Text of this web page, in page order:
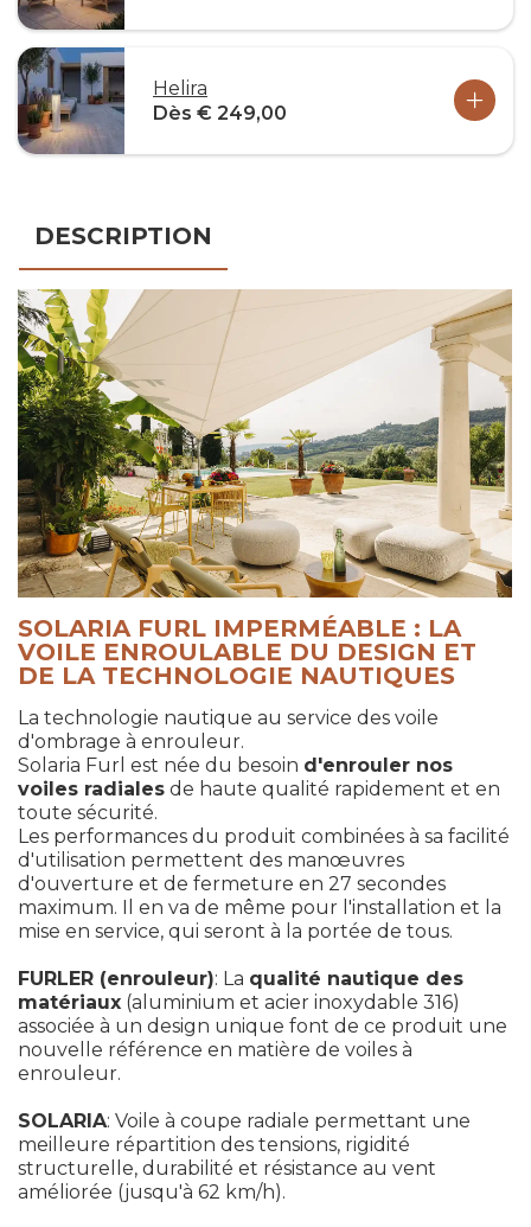
Helira
Dès € 249,00
DESCRIPTION
SOLARIA FURL IMPERMÉABLE : LA
VOILE ENROULABLE DU DESIGN ET
DE LA TECHNOLOGIE NAUTIQUES
La technologie nautique au service des voile
d'ombrage à enrouleur.
Solaria Furl est née du besoin d'enrouler nos
voiles radiales de haute qualité rapidement et en
toute sécurité.
Les performances du produit combinées à sa facilité
d'utilisation permettent des manœuvres
d'ouverture et de fermeture en 27 secondes
maximum. Il en va de même pour l'installation et la
mise en service, qui seront à la portée de tous.
FURLER (enrouleur): La qualité nautique des
matériaux (aluminium et acier inoxydable 316)
associée à un design unique font de ce produit une
nouvelle référence en matière de voiles à
enrouleur.
SOLARIA: Voile à coupe radiale permettant une
meilleure répartition des tensions, rigidité
structurelle, durabilité et résistance au vent
améliorée (jusqu'à 62 km/h).